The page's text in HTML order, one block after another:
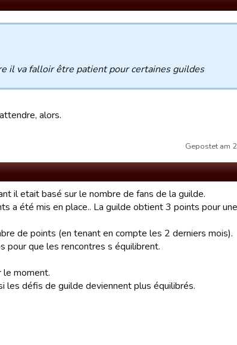
il va falloir être patient pour certaines guildes
alors.
Gepostet am
il etait basé sur le nombre de fans de la guilde.
a été mis en place.. La guilde obtient 3 points pour
de points (en tenant en compte les 2 derniers mois).
pour que les rencontres s équilibrent.
le moment.
les défis de guilde deviennent plus équilibrés.